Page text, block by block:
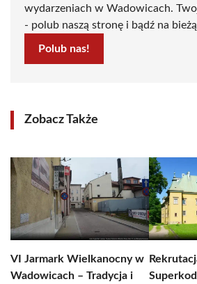
wydarzeniach w Wadowicach.
- polub naszą stronę i bądź na
Polub nas!
Zobacz Także
VI Jarmark Wielkanocny w
Wadowicach – Tradycja i